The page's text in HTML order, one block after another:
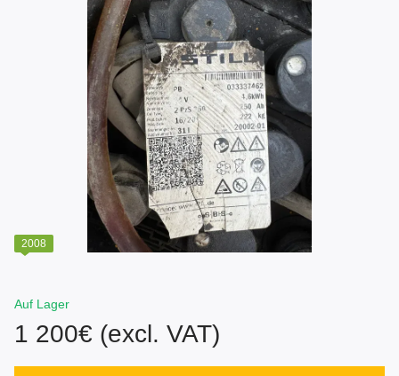
2008
Auf Lager
1 200€ (excl. VAT)